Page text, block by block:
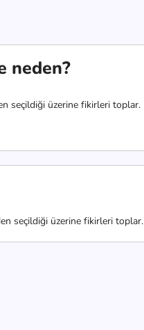
neden?
seçildiği üzerine fikirleri toplar.
seçildiği üzerine fikirleri toplar.